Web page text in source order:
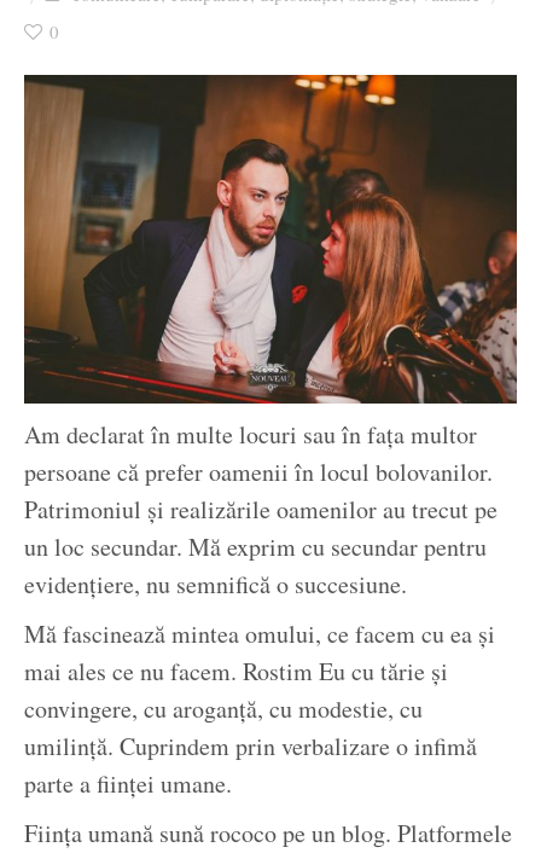
0
Am declarat în multe locuri sau în faţa multor
persoane că prefer oamenii în locul bolovanilor.
Patrimoniul şi realizările oamenilor au trecut pe
un loc secundar. Mă exprim cu secundar pentru
evidenţiere, nu semnifică o succesiune.
Mă fascinează mintea omului, ce facem cu ea şi
mai ales ce nu facem. Rostim Eu cu tărie şi
convingere, cu aroganţă, cu modestie, cu
umilinţă. Cuprindem prin verbalizare o infimă
parte a fiinţei umane.
Fiinţa umană sună rococo pe un blog. Platformele